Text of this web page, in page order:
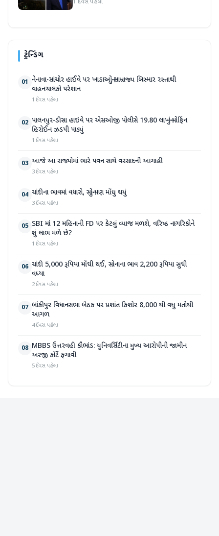
1 દિવસ પહેલા
ટ્રેન્ડિંગ
01 નેનાવા-સાંચોર હાઈવે પર ખાડાઓનું સામ્રાજ્ય બિસ્માર રસ્તાથી
વાહનચાલકો પરેશાન
1 દિવસ પહેલા
02 પાલનપુર-ડીસા હાઇવે પર એસઓજી પોલીસે 19.80 લાખનું મોર્ફિન
હિરોઈન ઝડપી પાડ્યું
1 દિવસ પહેલા
03 આજે આ રાજ્યોમાં ભારે પવન સાથે વરસાદની આગાહી
3 દિવસ પહેલા
04 ચાંદીના ભાવમાં વધારો, સોનું પણ મોંઘુ થયું
3 દિવસ પહેલા
05 SBI માં 12 મહિનાની FD પર કેટલું વ્યાજ મળશે, વરિષ્ઠ નાગરિકોને
શું લાભ મળે છે?
1 દિવસ પહેલા
06 ચાંદી 5,000 રૂપિયા મોંઘી થઈ, સોનાના ભાવ 2,200 રૂપિયા સુધી
વધ્યા
2 દિવસ પહેલા
07 બાંકીપુર વિધાનસભા બેઠક પર પ્રશાંત કિશોર 8,000 થી વધુ મતોથી
આગળ
4 દિવસ પહેલા
08 MBBS ઉત્તરવહી કૌભાંડ: યુનિવર્સિટીના મુખ્ય આરોપીની જામીન
અરજી કોર્ટે ફગાવી
5 દિવસ પહેલા